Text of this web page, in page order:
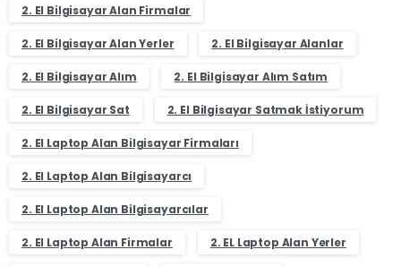
2. El Bilgisayar Alan Firmalar
2. El Bilgisayar Alan Yerler 2. El Bilgisayar Alanlar
2. El Bilgisayar Alım 2. El Bilgisayar Alım Satım
2. El Bilgisayar Sat 2. El Bilgisayar Satmak İstiyorum
2. El Laptop Alan Bilgisayar Firmaları
2. El Laptop Alan Bilgisayarcı
2. El Laptop Alan Bilgisayarcılar
2. El Laptop Alan Firmalar 2. EL Laptop Alan Yerler